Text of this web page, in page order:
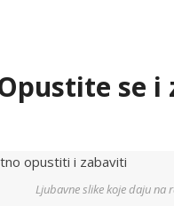
se
Ljubavne slike koje daju na